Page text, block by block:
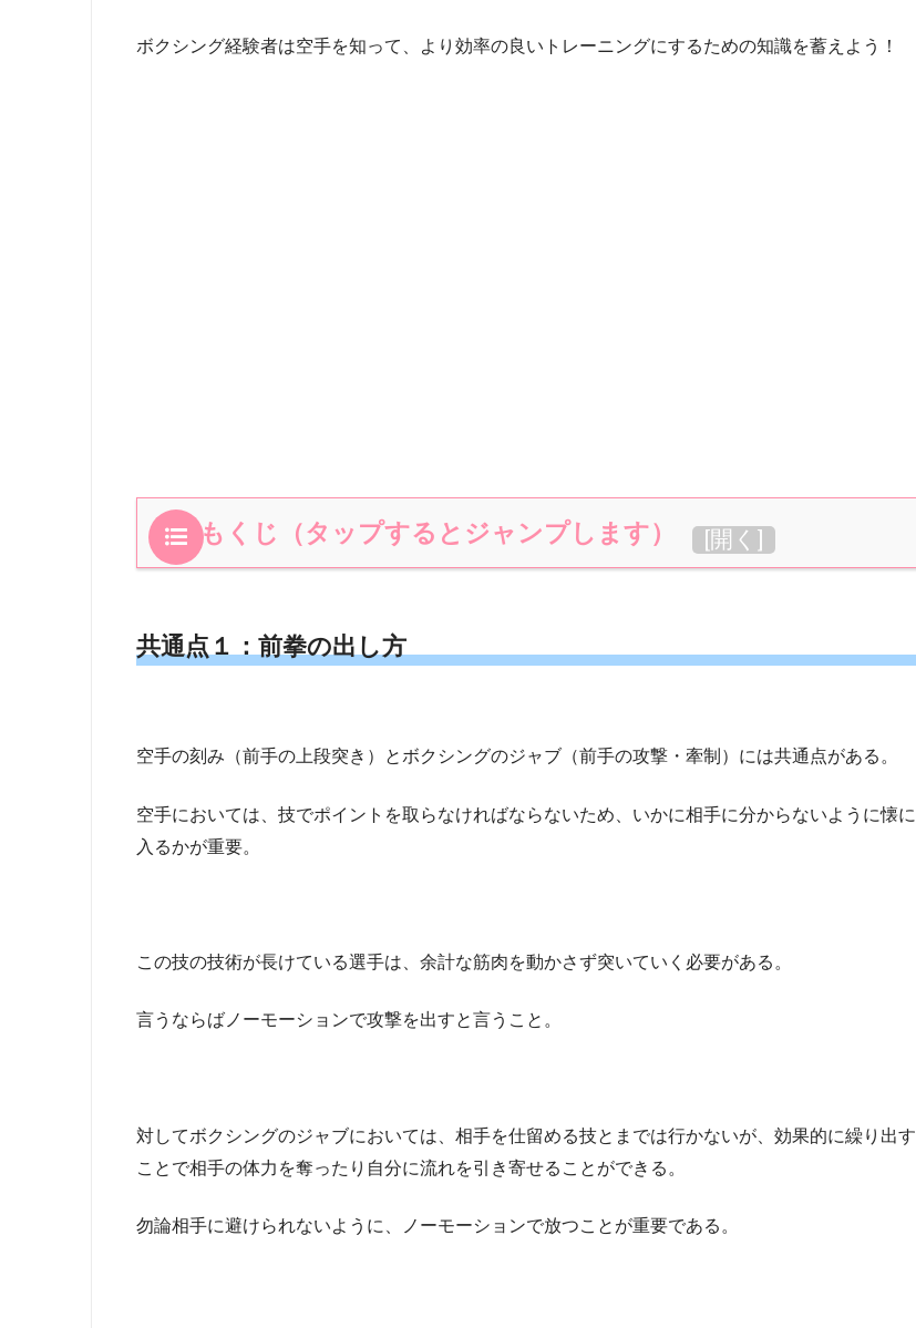
ボクシング経験者は空手を知って、より効率の良いトレーニングにするための知識を蓄えよう！
もくじ（タップするとジャンプします） [開く ]
共通点１：前拳の出し方
空手の刻み（前手の上段突き）とボクシングのジャブ（前手の攻撃・牽制）には共通点がある。
空手においては、技でポイントを取らなければならないため、いかに相手に分からないように懐に
入るかが重要。
この技の技術が長けている選手は、余計な筋肉を動かさず突いていく必要がある。
言うならばノーモーションで攻撃を出すと言うこと。
対してボクシングのジャブにおいては、相手を仕留める技とまでは行かないが、効果的に繰り出す
ことで相手の体力を奪ったり自分に流れを引き寄せることができる。
勿論相手に避けられないように、ノーモーションで放つことが重要である。